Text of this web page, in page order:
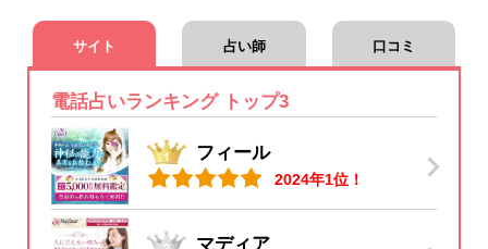
サイト 占い師 口コミ
電話占いランキング トップ3
フィール
2024年1位！
マディア